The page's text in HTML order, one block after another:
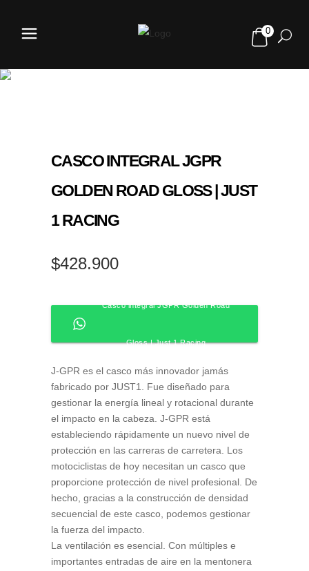
0
CASCO INTEGRAL JGPR
GOLDEN ROAD GLOSS | JUST
1 RACING
$428.900
Casco integral JGPR Golden Road
Gloss | Just 1 Racing
J-GPR es el casco más innovador jamás
fabricado por JUST1. Fue diseñado para
gestionar la energía lineal y rotacional durante
el impacto en la cabeza. J-GPR está
estableciendo rápidamente un nuevo nivel de
protección en las carreras de carretera. Los
motociclistas de hoy necesitan un casco que
proporcione protección de nivel profesional. De
hecho, gracias a la construcción de densidad
secuencial de este casco, podemos gestionar
la fuerza del impacto.
La ventilación es esencial. Con múltiples e
importantes entradas de aire en la mentonera